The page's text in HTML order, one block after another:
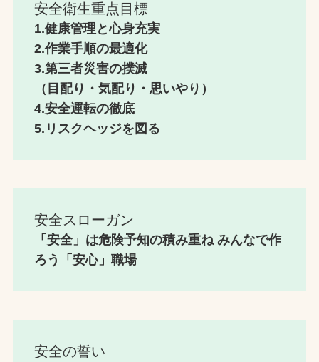
安全衛生重点目標
1.健康管理と心身充実
2.作業手順の最適化
3.第三者災害の撲滅
（目配り・気配り・思いやり）
4.安全運転の徹底
5.リスクヘッジを図る
安全スローガン
「安全」は危険予知の積み重ね みんなで作
ろう「安心」職場
安全の誓い